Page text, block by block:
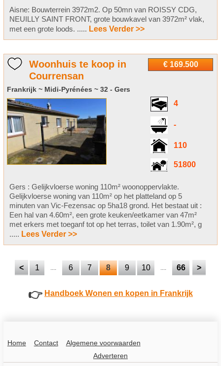
Aisne: Bouwterrein 3972m2. Op 50mn van ROISSY CDG,
NEUILLY SAINT FRONT, grote bouwkavel van 3972m² vlak,
met een grote loods. ..... Lees Verder >>
€ 169.500
Woonhuis te koop in
Courrensan
Frankrijk ~ Midi-Pyrénées ~ 32 - Gers
4
-
110
51800
Gers : Gelijkvloerse woning 110m² woonoppervlakte.
Gelijkvloerse woning van 110m² op het platteland op 5
minuten van Vic-Fezensac op 5ha18 grond. Het bestaat uit :
Een hal van 4.60m², een grote keuken/eetkamer van 47m²
met erkers met toeganf tot op het terras, toilet van 1.90m², g
..... Lees Verder >>
< 1 .... 6 7 8 9 10 .... 66 >
👉 Handboek Wonen en kopen in Frankrijk
Home Contact
Algemene voorwaarden
Adverteren